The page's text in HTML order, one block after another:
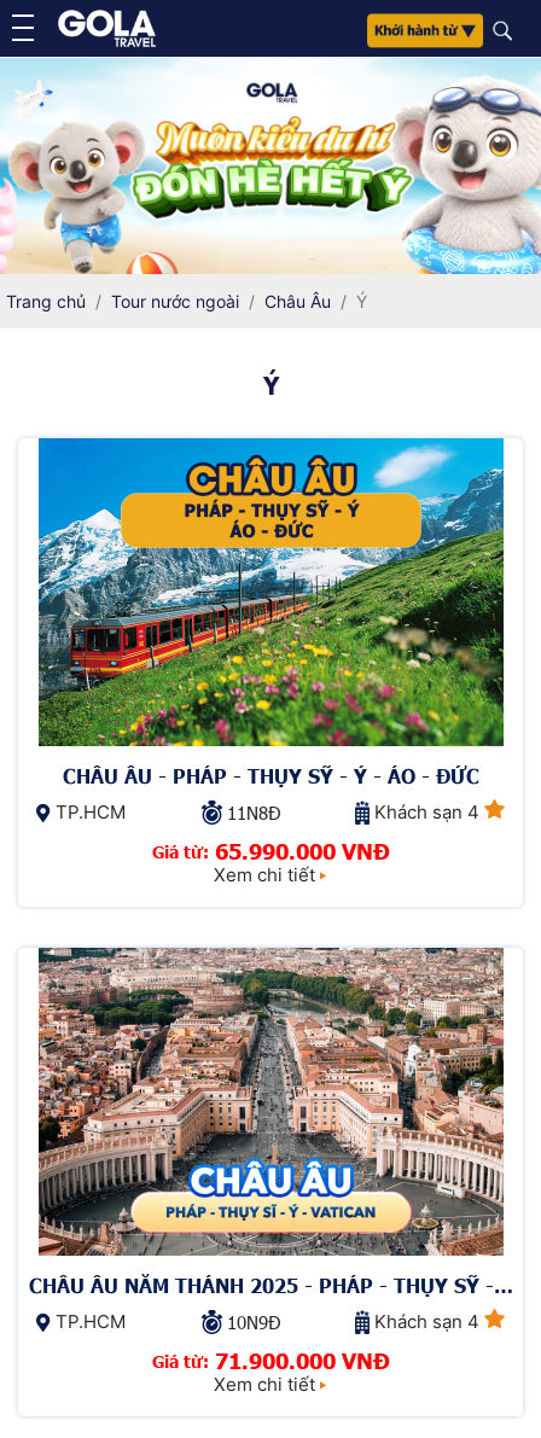
Trang chủ Tour nước ngoài Châu Âu Ý
Ý
CHÂU ÂU - PHÁP - THỤY SỸ - Ý - ÁO - ĐỨC
TP.HCM
11N8Đ Khách sạn 4
Giá từ: 65.990.000 VNĐ
Xem chi tiết
CHÂU ÂU NĂM THÁNH 2025 - PHÁP - THỤY SỸ - Ý
- VATICAN
TP.HCM 10N9Đ Khách sạn 4
Giá từ: 71.900.000 VNĐ
Xem chi tiết